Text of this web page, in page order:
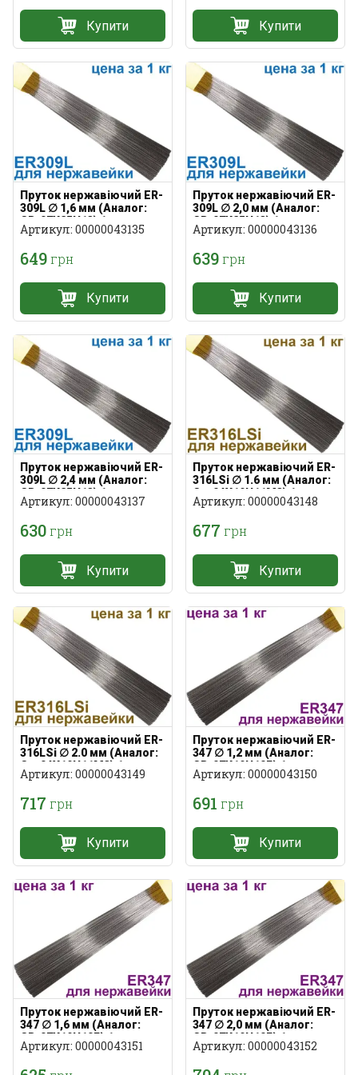
Купити Купити
Пруток нержавіючий ER-
309L ∅ 1,6 мм (Аналог:
СВ-07Х25Н13) 1 кг
Артикул: 00000043135
649грн
Купити
Пруток нержавіючий ER-
309L ∅ 2,0 мм (Аналог:
СВ-07Х25Н13) 1 кг
Артикул: 00000043136
639грн
Купити
Пруток нержавіючий ER-
309L ∅ 2,4 мм (Аналог:
СВ-07Х25Н13) 1 кг
Артикул: 00000043137
630грн
Купити
Пруток нержавіючий ER-
316LSi ∅ 1.6 мм (Аналог:
Св-04Х19Н11М3) 1 кг
Артикул: 00000043148
677 грн
Купити
Пруток нержавіючий ER-
316LSi ∅ 2.0 мм (Аналог:
Св-04Х19Н11М3) 1 кг
Артикул: 00000043149
717 грн
Купити
Пруток нержавіючий ER-
347 ∅ 1,2 мм (Аналог:
СВ-07Х19Н10Б) 1 кг
Артикул: 00000043150
691 грн
Купити
Пруток нержавіючий ER-
347 ∅ 1,6 мм (Аналог:
СВ-07Х19Н10Б) 1 кг
Артикул: 00000043151
Пруток нержавіючий ER-
347 ∅ 2,0 мм (Аналог:
СВ-07Х19Н10Б) 1 кг
Артикул: 00000043152